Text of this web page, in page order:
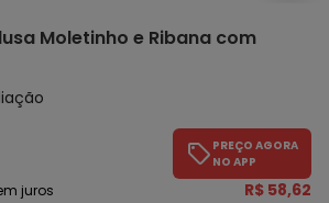
Moletinho e Ribana com
juros
PREÇO AGORA
NO APP
R$ 58,62